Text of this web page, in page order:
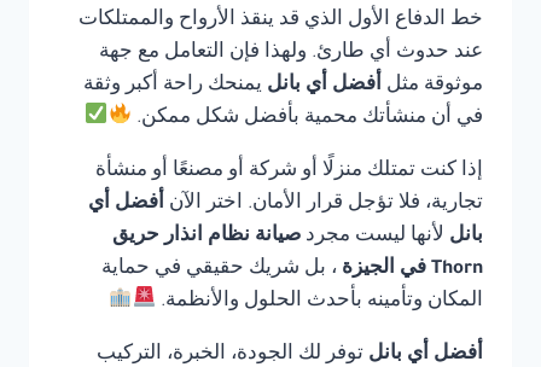
خط الدفاع الأول الذي قد ينقذ الأرواح والممتلكات
عند حدوث أي طارئ. ولهذا فإن التعامل مع جهة
موثوقة مثل أفضل أي بانل يمنحك راحة أكبر وثقة
في أن منشأتك محمية بأفضل شكل ممكن.
إذا كنت تمتلك منزلًا أو شركة أو مصنعًا أو منشأة
تجارية، فلا تؤجل قرار الأمان. اختر الآن أفضل أي
بانل لأنها ليست مجرد صيانة نظام انذار حريق
Thorn في الجيزة
، بل شريك حقيقي في حماية
المكان وتأمينه بأحدث الحلول والأنظمة.
أفضل أي بانل توفر لك الجودة، الخبرة، التركيب